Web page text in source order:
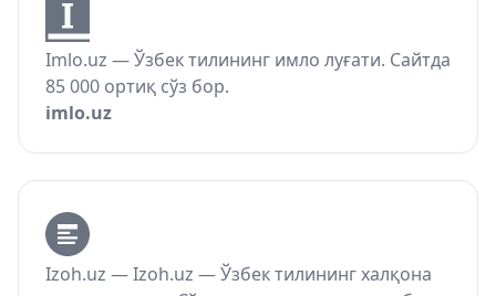
Imlo.uz — Ўзбек тилининг имло луғати. Сайтда
85 000 ортиқ сўз бор.
imlo.uz
Izoh.uz — Izoh.uz — Ўзбек тилининг халқона